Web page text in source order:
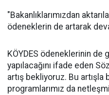
"Bakanlıklarımızdan
ödeneklerin de artarak
KÖYDES ödeneklerinin de
yapılacağını ifade eden
artış bekliyoruz. Bu artışla
programlarımız da